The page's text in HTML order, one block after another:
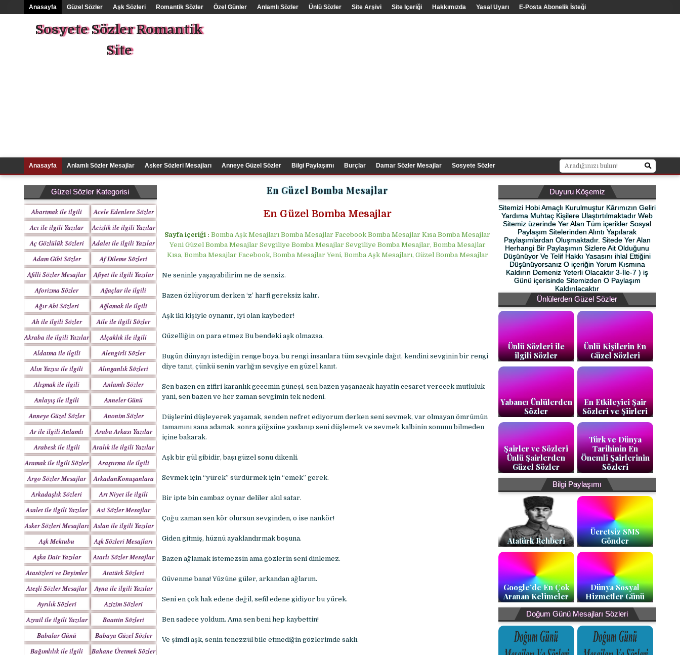
Anasayfa Güzel Sözler Aşk Sözleri Romantik Sözler Özel Günler Anlamlı Sözler Ünlü Sözler Site Arşivi Site Içeriği Hakkımızda Yasal Uyarı E-Posta Abonelik İsteği
Sosyete Sözler Romantik
Site
Anasayfa Anlamlı Sözler Mesajlar Asker Sözleri Mesajları Anneye Güzel Sözler Bilgi Paylaşımı Burçlar Damar Sözler Mesajlar Sosyete Sözler
Güzel Sözler Kategorisi
Abartmak ile ilgili
Yazılar
Acele Edenlere Sözler
Acı ile ilgili Yazılar
Acizlik ile ilgili Yazılar
Aç Gözlülük Sözleri
Adalet ile ilgili Yazılar
Adam Gibi Sözler
Mesajlar
Af Dileme Sözleri
Mesajları
Afilli Sözler Mesajlar
Afiyet ile ilgili Yazılar
Aforizma Sözler
Mesajlar
Ağaçlar ile ilgili
Yazılar
Ağır Abi Sözleri
Mesajları
Ağlamak ile ilgili
Yazılar
Ah ile ilgili Sözler
Aile ile ilgili Sözler
Akraba ile ilgili Yazılar
Alçaklık ile ilgili
Yazılar
Aldatma ile ilgili
Yazıları
Alengirli Sözler
Mesajlar
Alın Yazısı ile ilgili
Sözler
Alınganlık Sözleri
Alışmak ile ilgili
Yazılar
Anlamlı Sözler
Mesajlar
Anlayış ile ilgili
Yazılar
Anneler Günü
Mesajları
Anneye Güzel Sözler
Anonim Sözler
Ar ile ilgili Anlamlı
Sözler
Araba Arkası Yazılar
Arabesk ile ilgili
Yazılar
Aralık ile ilgili Yazılar
Aramak ile ilgili Sözler
Araştırma ile ilgili
Sözler
Argo Sözler Mesajlar
ArkadanKonuşanlara
Sözler
Arkadaşlık Sözleri
Mesajları
Art Niyet ile ilgili
Yazılar
Asalet ile ilgili Yazılar
Asi Sözler Mesajlar
Asker Sözleri Mesajları Aslan ile ilgili Yazılar
Aşk Mektubu
Mektupları
Aşk Sözleri Mesajları
Aşka Dair Yazılar
Atarlı Sözler Mesajlar
Atasözleri ve Deyimler
Atatürk Sözleri
Mesajları
Ateşli Sözler Mesajlar
Ayna ile ilgili Yazılar
Ayrılık Sözleri
Mesajları
Azizim Sözleri
Mesajları
Azrail ile ilgili Yazılar
Baattin Sözleri
Mesajları
Babalar Günü
Babaya Güzel Sözler
Bağımlılık ile ilgili
Bahane Üretmek Sözler
En Güzel Bomba Mesajlar
En Güzel Bomba Mesajlar
Sayfa içeriği : Bomba Aşk Mesajları Bomba Mesajlar Facebook Bomba Mesajlar Kısa Bomba Mesajlar
Yeni Güzel Bomba Mesajlar Sevgiliye Bomba Mesajlar Sevgiliye Bomba Mesajlar, Bomba Mesajlar
Kısa, Bomba Mesajlar Facebook, Bomba Mesajlar Yeni, Bomba Aşk Mesajları, Güzel Bomba Mesajlar
Ne seninle yaşayabilirim ne de sensiz.
Bazen özlüyorum derken ‘z’ harfi gereksiz kalır.
Aşk iki kişiyle oynanır, iyi olan kaybeder!
Güzelliğin on para etmez Bu bendeki aşk olmazsa.
Bugün dünyayı istediğin renge boya, bu rengi insanlara tüm sevginle dağıt, kendini sevginin bir rengi
diye tanıt, çünkü senin varlığın sevgiye en güzel kanıt.
Sen bazen en zifiri karanlık gecemin güneşi, sen bazen yaşanacak hayatin cesaret verecek mutluluk
yani, sen bazen ve her zaman sevgimin tek nedeni.
Düşlerini düşleyerek yaşamak, senden nefret ediyorum derken seni sevmek, var olmayan ömrümün
tamamını sana adamak, sonra göğsüne yaslanıp seni düşlemek ve sevmek kalbinin sonunu bilmeden
içine bakarak.
Aşk bir gül gibidir, başı güzel sonu dikenli.
Sevmek için “yürek” sürdürmek için “emek” gerek.
Bir ipte bin cambaz oynar deliler akıl satar.
Çoğu zaman sen kör olursun sevginden, o ise nankör!
Giden gitmiş, hüznü ayaklandırmak boşuna.
Bazen ağlamak istemezsin ama gözlerin seni dinlemez.
Güvenme bana! Yüzüne güler, arkandan ağlarım.
Seni en çok hak edene değil, sefil edene gidiyor bu yürek.
Ben sadece yoldum. Ama sen beni hep kaybettin!
Ve şimdi aşk, senin tenezzül bile etmediğin gözlerimde saklı.
Duyuru Köşemiz
Sitemizi Hobi Amaçlı Kurulmuştur Kârımızın Geliri
Yardıma Muhtaç Kişilere Ulaştırtılmaktadır Web
Sitemiz üzerinde Yer Alan Tüm içerikler Sosyal
Paylaşım Sitelerinden Alıntı Yapılarak
Paylaşımlardan Oluşmaktadır. Sitede Yer Alan
Herhangi Bir Paylaşımın Sizlere Ait Olduğunu
Düşünüyor Ve Telif Hakkı Yasasını ihlal Ettiğini
Düşünüyorsanız O içeriğin Yorum Kısmına
Kaldırın Demeniz Yeterli Olacaktır 3-İle-7 ) iş
Günü içerisinde Sitemizden O Paylaşım
Kaldırılacaktır
Ünlülerden Güzel Sözler
Ünlü Sözleri ile
ilgili Sözler
Ünlü Kişilerin En
Güzel Sözleri
Yabancı Ünlülerden
Sözler
En Etkileyici Şair
Sözleri ve Şiirleri
Şairler ve Sözleri
Ünlü Şairlerden
Güzel Sözler
Türk ve Dünya
Tarihinin En
Önemli Şairlerinin
Sözleri
Bilgi Paylaşımı
Atatürk Rehberi
Ücretsiz SMS
Gönder
Google’de En Çok
Aranan Kelimeler
Dünya Sosyal
Hizmetler Günü
Doğum Günü Mesajları Sözleri